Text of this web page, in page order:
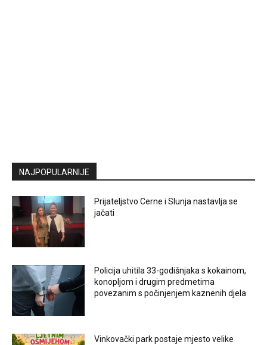
NAJPOPULARNIJE
Prijateljstvo Cerne i Slunja nastavlja se
jačati
Policija uhitila 33-godišnjaka s kokainom,
konopljom i drugim predmetima
povezanim s počinjenjem kaznenih djela
Vinkovački park postaje mjesto velike